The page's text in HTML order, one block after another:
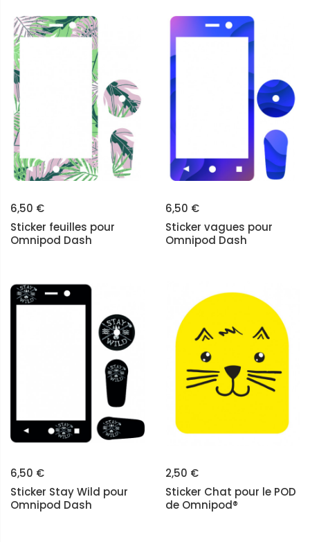
6,50 €
Sticker feuilles pour
Omnipod Dash
6,50 €
Sticker vagues pour
Omnipod Dash
6,50 €
Sticker Stay Wild pour
Omnipod Dash
2,50 €
Sticker Chat pour le POD
de Omnipod®